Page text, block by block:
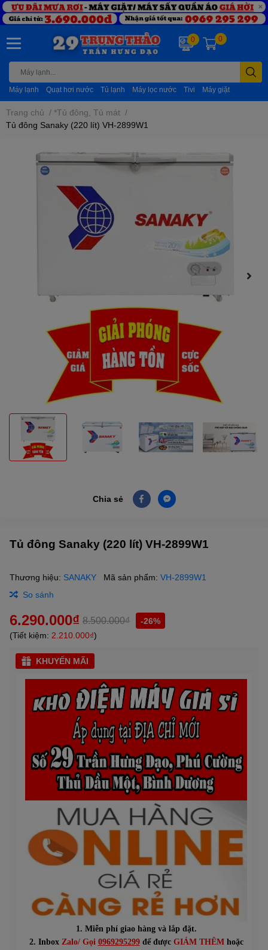
Máy lạnh Quạt hơi nước Tủ lạnh Máy lọc nước Tivi Máy giặt
0 0
Trang chủ / *Tủ đông, Tủ mát /
Tủ đông Sanaky (220 lít) VH-2899W1
Chia sẻ
Tủ đông Sanaky (220 lít) VH-2899W1
Thương hiệu: SANAKY Mã sản phẩm: VH-2899W1
So sánh
6.290.000₫ 8.500.000₫
-26%
(Tiết kiệm: 2.210.000₫)
KHUYẾN MÃI
1. Miễn phí giao hàng và lắp đặt.
2. Inbox Zalo/ Gọi 0969295299để được GIẢM THÊMhoặc